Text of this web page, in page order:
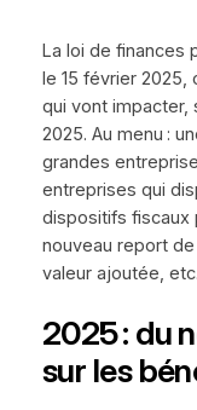
La loi de finances
le 15 février
qui vont impacter,
2025. Au menu :
grandes
entreprises qui
dispositifs fiscaux
nouveau report
valeur ajoutée, etc.
2025 : du
sur les